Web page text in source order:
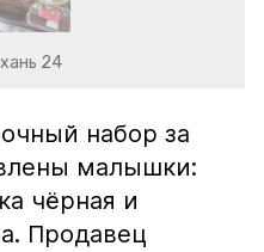
24
набор за
малышки:
чёрная и
Продавец